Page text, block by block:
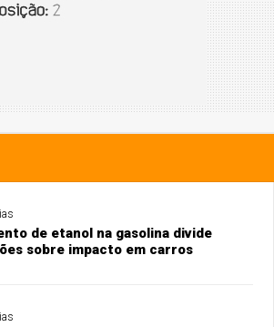
de etanol na gasolina divide
sobre impacto em carros